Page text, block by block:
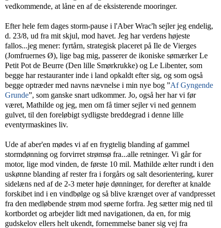
vedkommende, at låne en af de eksisterende mooringer.
Efter hele fem dages storm-pause i l'Aber Wrac'h sejler jeg endelig,
d. 23/8, ud fra mit skjul, mod havet. Jeg har verdens højeste
fallos...jeg mener: fyrtårn, strategisk placeret på Ile de Vierges
(Jomfruernes Ø), lige bag mig, passerer de ikoniske sømærker Le
Petit Pot de Beurre (Den lille Smørkrukke) og Le Libenter, som
begge har restauranter inde i land opkaldt efter sig, og som også
begge optræder med navns nævnelse i min nye bog ”Af Gyngende
Grunde”, som ganske snart udkommer. Jo, også her har vi før
været, Mathilde og jeg, men om få timer sejler vi ned gennem
gulvet, til den foreløbigt sydligste breddegrad i denne lille
eventyrmaskines liv.
Ude af aber'en mødes vi af en frygtelig blanding af gammel
stormdønning og forvirret strømsø fra...alle retninger. Vi går for
motor, lige mod vinden, de første 10 mil. Mathilde ælter rundt i den
uskønne blanding af rester fra i forgårs og salt desorientering, kurer
sidelæns ned af de 2-3 meter høje dønninger, for derefter at knalde
forskibet ind i en vindbølge og så blive krænget over af vandpresset
fra den medløbende strøm mod søerne forfra. Jeg sætter mig ned til
kortbordet og arbejder lidt med navigationen, da en, for mig
gudskelov ellers helt ukendt, fornemmelse baner sig vej fra